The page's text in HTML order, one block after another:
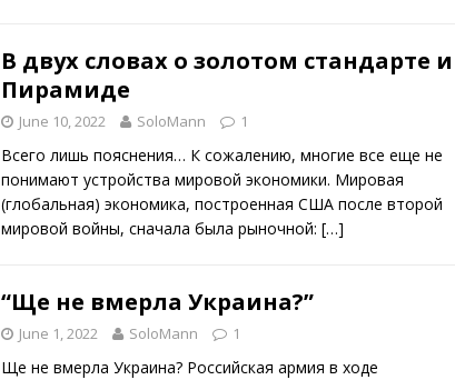
В двух словах о золотом стандарте и
Пирамиде
June 10, 2022 SoloMann 1
Всего лишь пояснения… К сожалению, многие все еще не
понимают устройства мировой экономики. Мировая
(глобальная) экономика, построенная США после второй
мировой войны, сначала была рыночной: […]
“Ще не вмерла Украина?”
June 1, 2022 SoloMann 1
Ще не вмерла Украина? Российская армия в ходе